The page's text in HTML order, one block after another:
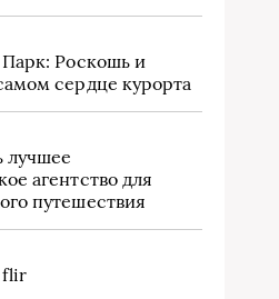
Роскошь и
сердце курорта
лучшее
агентство для
путешествия
flir